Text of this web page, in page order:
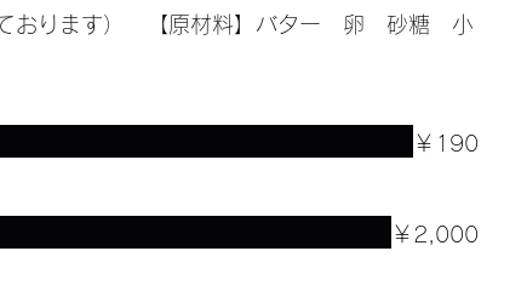
ております） 【原材料】バター 卵 砂糖 小
￥190
￥2,000